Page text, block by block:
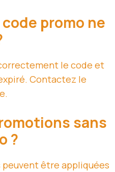
promo ne
le code et
Contactez le
sans
?
être appliquées